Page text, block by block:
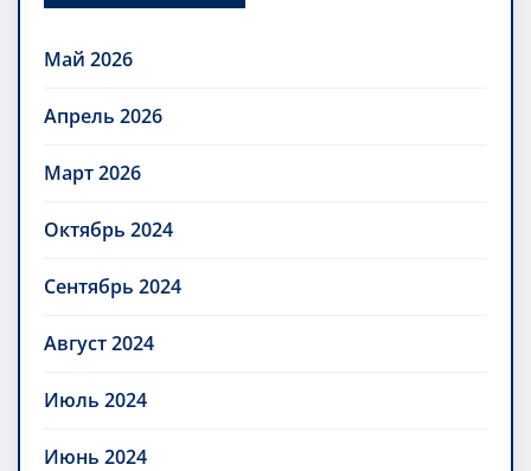
Май 2026
Апрель 2026
Март 2026
Октябрь 2024
Сентябрь 2024
Август 2024
Июль 2024
Июнь 2024